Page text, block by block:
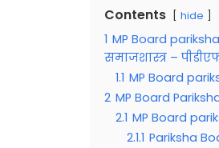
Contents hide
1 MP Board pariksha
समाजशास्त्र –
1.1 MP Board
2 MP Board
2.1 MP Board
2.1.1 Pariksha